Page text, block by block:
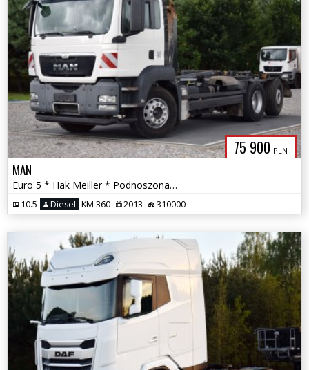
75 900 PLN
MAN
Euro 5 * Hak Meiller * Podnoszona/Skrętna Oś * Kamera Cofania *
10.5 Diesel KM 360 2013 310000